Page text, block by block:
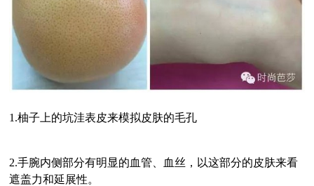
1.柚子上的坑洼表皮来模拟皮肤的毛孔
2.手腕内侧部分有明显的血管、血丝，以这部分的皮肤来看
遮盖力和延展性。